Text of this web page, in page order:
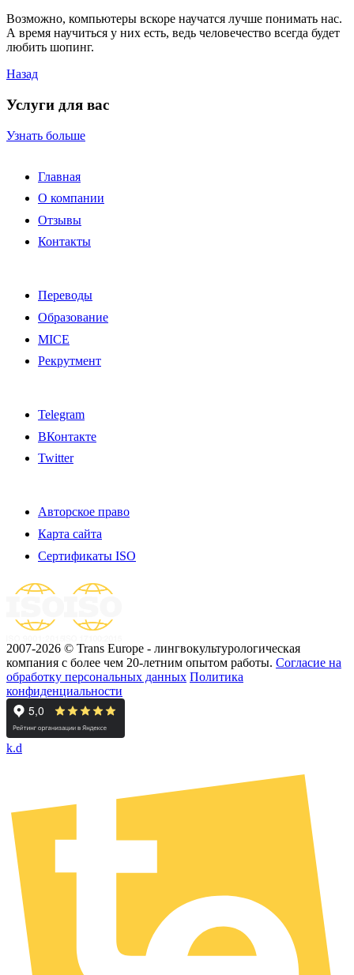
Возможно, компьютеры вскоре научатся лучше понимать нас.
А время научиться у них есть, ведь человечество всегда будет
любить шопинг.
Назад
Услуги для вас
Узнать больше
Главная
О компании
Отзывы
Контакты
Переводы
Образование
MICE
Рекрутмент
Telegram
ВКонтакте
Twitter
Авторское право
Карта сайта
Сертификаты ISO
2007-2026 © Trans Europe - лингвокультурологическая
компания с более чем 20-летним опытом работы. Cогласие на
обработку персональных данных Политика
конфиденциальности
k.d